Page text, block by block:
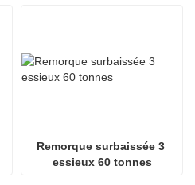
Remorque surbaissée 3
essieux 60 tonnes